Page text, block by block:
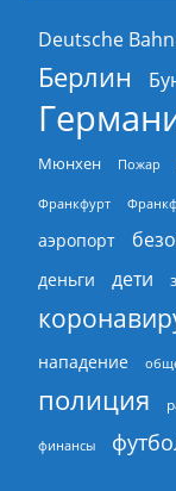
Deutsche Bahn
Берлин
Мюнхен Пожар
Франкфурт
аэропорт
деньги дети
нападение
полиция
финансы